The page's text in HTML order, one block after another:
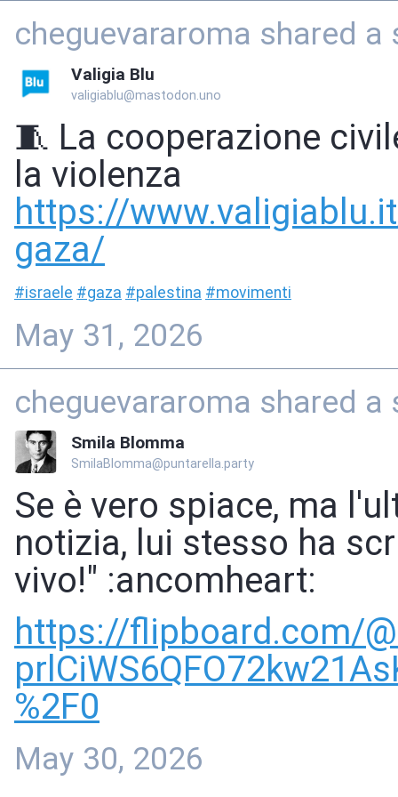
cheguevararoma shared
Valigia Blu
valigiablu@mastodon.uno
🧵 La cooperazione
la violenza
https://www.
gaza/
#israele #gaza #palestina #movimenti
May 31, 2026
cheguevararoma shared
Smila Blomma
SmilaBlomma@puntarella.party
Se è vero spiace, ma
notizia, lui stesso ha
vivo!" :ancomheart:
https://flipboard.com/
%2F0
May 30, 2026